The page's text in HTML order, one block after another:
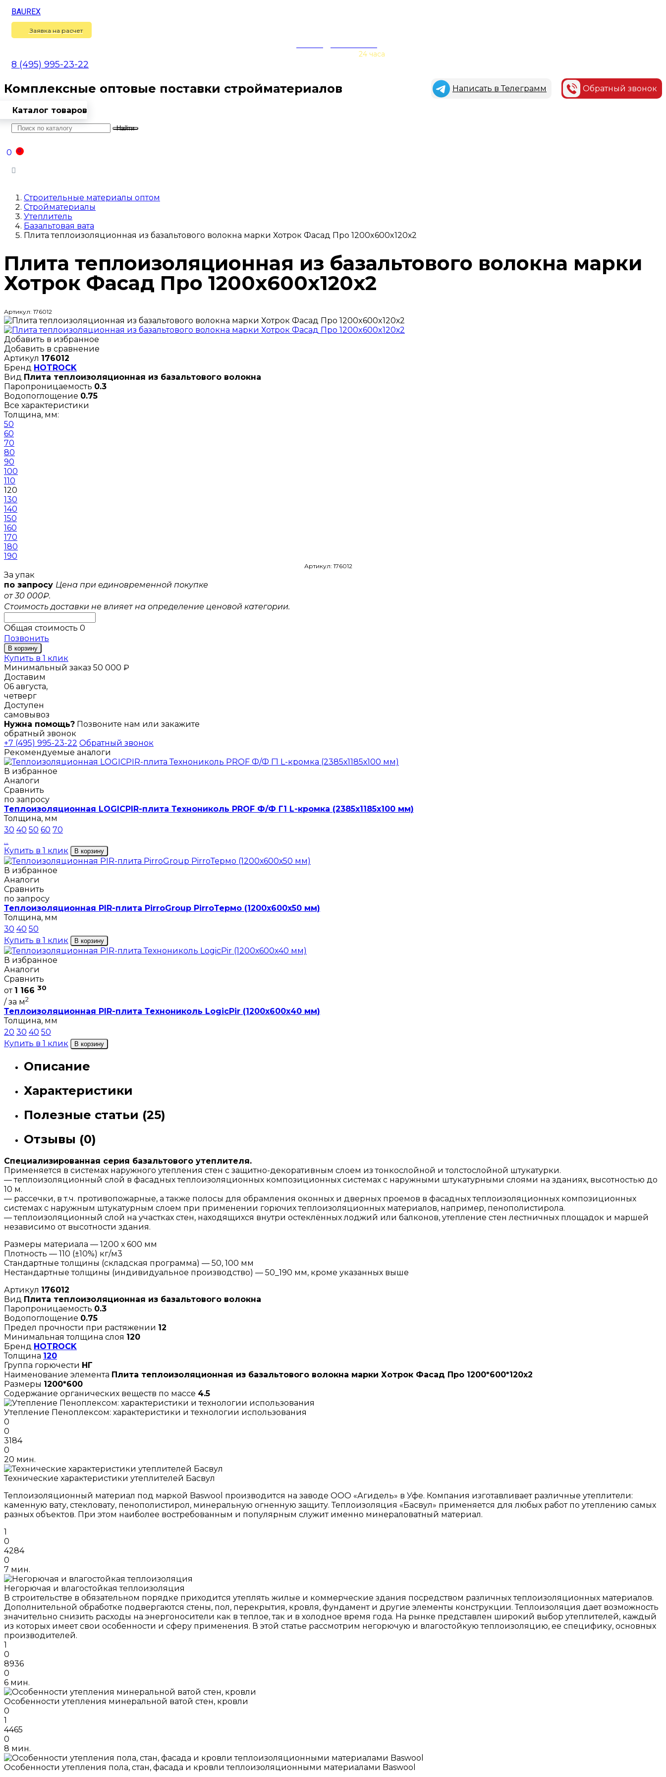
BAUREX
Заявка на расчет
24 часа
8 (495) 995-23-22
Комплексные оптовые поставки стройматериалов Написать в Телеграмм Обратный звонок
Каталог товаров
Найти
0
0
Строительные материалы оптом
Стройматериалы
Утеплитель
Базальтовая вата
Плита теплоизоляционная из базальтового волокна марки Хотрок Фасад Про 1200x600x120х2
Плита теплоизоляционная из базальтового волокна марки
Хотрок Фасад Про 1200x600x120х2
Артикул: 176012
Добавить в избранное
Добавить в сравнение
Артикул 176012
Бренд HOTROCK
Вид Плита теплоизоляционная из базальтового волокна
Паропроницаемость 0.3
Водопоглощение 0.75
Все характеристики
Толщина, мм:
50
60
70
80
90
100
110
120
130
140
150
160
170
180
190
Артикул: 176012
За упак
по запросу Цена при единовременной покупке
от 30 000₽.
Стоимость доставки не влияет на определение ценовой категории.
Общая стоимость 0
Позвонить
В корзину
Купить в 1 клик
Минимальный заказ 50 000 ₽
Доставим
06 августа,
четверг
Доступен
самовывоз
Нужна помощь? Позвоните нам или закажите
обратный звонок
+7 (495) 995-23-22 Обратный звонок
Рекомендуемые аналоги
В избранное
Аналоги
Сравнить
по запросу
Теплоизоляционная LOGICPIR-плита Технониколь PROF Ф/Ф Г1 L-кромка (2385х1185х100 мм)
Толщина, мм
30 40 50 60 70
...
Купить в 1 клик
В корзину
В избранное
Аналоги
Сравнить
по запросу
Теплоизоляционная PIR-плита PirroGroup PirroТермо (1200х600х50 мм)
Толщина, мм
30 40 50
Купить в 1 клик
В корзину
В избранное
Аналоги
Сравнить
от 1 166 30
/ за м2
Теплоизоляционная PIR-плита Технониколь LogicPir (1200х600х40 мм)
Толщина, мм
20 30 40 50
Купить в 1 клик
В корзину
Описание
Характеристики
Полезные статьи (25)
Отзывы (0)
Специализированная серия базальтового утеплителя.
Применяется в системах наружного утепления стен с защитно-декоративным слоем из тонкослойной и толстослойной штукатурки.
— теплоизоляционный слой в фасадных теплоизоляционных композиционных системах с наружными штукатурными слоями на зданиях, высотностью до
10 м.
— рассечки, в т.ч. противопожарные, а также полосы для обрамления оконных и дверных проемов в фасадных теплоизоляционных композиционных
системах с наружным штукатурным слоем при применении горючих теплоизоляционных материалов, например, пенополистирола.
— теплоизоляционный слой на участках стен, находящихся внутри остеклённых лоджий или балконов, утепление стен лестничных площадок и маршей
независимо от высотности здания.
Размеры материала — 1200 х 600 мм
Плотность — 110 (±10%) кг/м3
Стандартные толщины (складская программа) — 50, 100 мм
Нестандартные толщины (индивидуальное производство) — 50_190 мм, кроме указанных выше
Артикул 176012
Вид Плита теплоизоляционная из базальтового волокна
Паропроницаемость 0.3
Водопоглощение 0.75
Предел прочности при растяжении 12
Минимальная толщина слоя 120
Бренд HOTROCK
Толщина 120
Группа горючести НГ
Наименование элемента Плита теплоизоляционная из базальтового волокна марки Хотрок Фасад Про 1200*600*120х2
Размеры 1200*600
Содержание органических веществ по массе 4.5
Утепление Пеноплексом: характеристики и технологии использования
0
0
3184
0
20 мин.
Технические характеристики утеплителей Басвул
Теплоизоляционный материал под маркой Baswool производится на заводе ООО «Агидель» в Уфе. Компания изготавливает различные утеплители:
каменную вату, стекловату, пенополистирол, минеральную огненную защиту. Теплоизоляция «Басвул» применяется для любых работ по утеплению самых
разных объектов. При этом наиболее востребованным и популярным служит именно минераловатный материал.
1
0
4284
0
7 мин.
Негорючая и влагостойкая теплоизоляция
В строительстве в обязательном порядке приходится утеплять жилые и коммерческие здания посредством различных теплоизоляционных материалов.
Дополнительной обработке подвергаются стены, пол, перекрытия, кровля, фундамент и другие элементы конструкции. Теплоизоляция дает возможность
значительно снизить расходы на энергоносители как в теплое, так и в холодное время года. На рынке представлен широкий выбор утеплителей, каждый
из которых имеет свои особенности и сферу применения. В этой статье рассмотрим негорючую и влагостойкую теплоизоляцию, ее специфику, основных
производителей.
1
0
8936
0
6 мин.
Особенности утепления минеральной ватой стен, кровли
0
1
4465
0
8 мин.
Особенности утепления пола, стан, фасада и кровли теплоизоляционными материалами Baswool